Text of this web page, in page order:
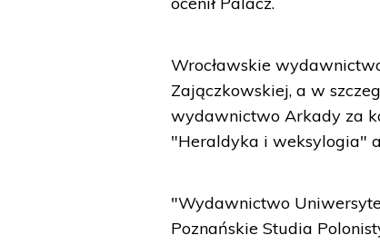
Wrocławskie
Zajączkowskiej, a w
wydawnictwo Arkady za
"Heraldyka i weksylogia"
"Wydawnictwo
Poznańskie Studia